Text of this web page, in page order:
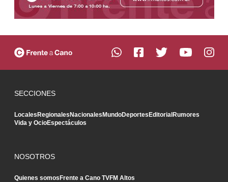
SECCIONES
LocalesRegionalesNacionalesMundoDeportesEditorialRumores
Vida y OcioEspectáculos
NOSOTROS
Quienes somosFrente a Cano TVFM Altos